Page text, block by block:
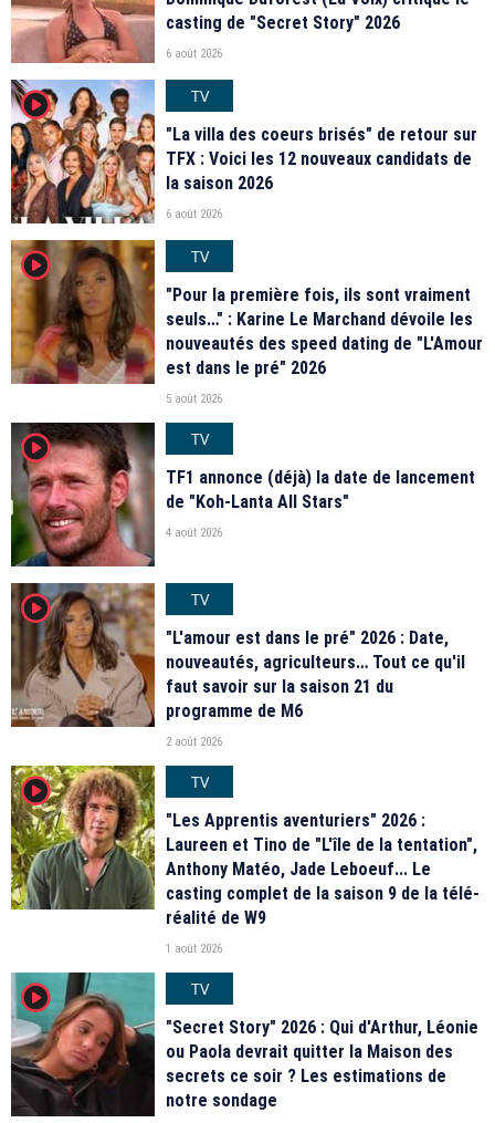
casting de "Secret Story" 2026
6 août 2026
player2
TV
"La villa des coeurs brisés" de retour sur
TFX : Voici les 12 nouveaux candidats de
la saison 2026
6 août 2026
player2
TV
"Pour la première fois, ils sont vraiment
seuls…" : Karine Le Marchand dévoile les
nouveautés des speed dating de "L'Amour
est dans le pré" 2026
5 août 2026
player2
TV
TF1 annonce (déjà) la date de lancement
de "Koh-Lanta All Stars"
4 août 2026
player2
TV
"L'amour est dans le pré" 2026 : Date,
nouveautés, agriculteurs… Tout ce qu'il
faut savoir sur la saison 21 du
programme de M6
2 août 2026
player2
TV
"Les Apprentis aventuriers" 2026 :
Laureen et Tino de "L'île de la tentation",
Anthony Matéo, Jade Leboeuf... Le
casting complet de la saison 9 de la télé-
réalité de W9
1 août 2026
player2
TV
"Secret Story" 2026 : Qui d'Arthur, Léonie
ou Paola devrait quitter la Maison des
secrets ce soir ? Les estimations de
notre sondage